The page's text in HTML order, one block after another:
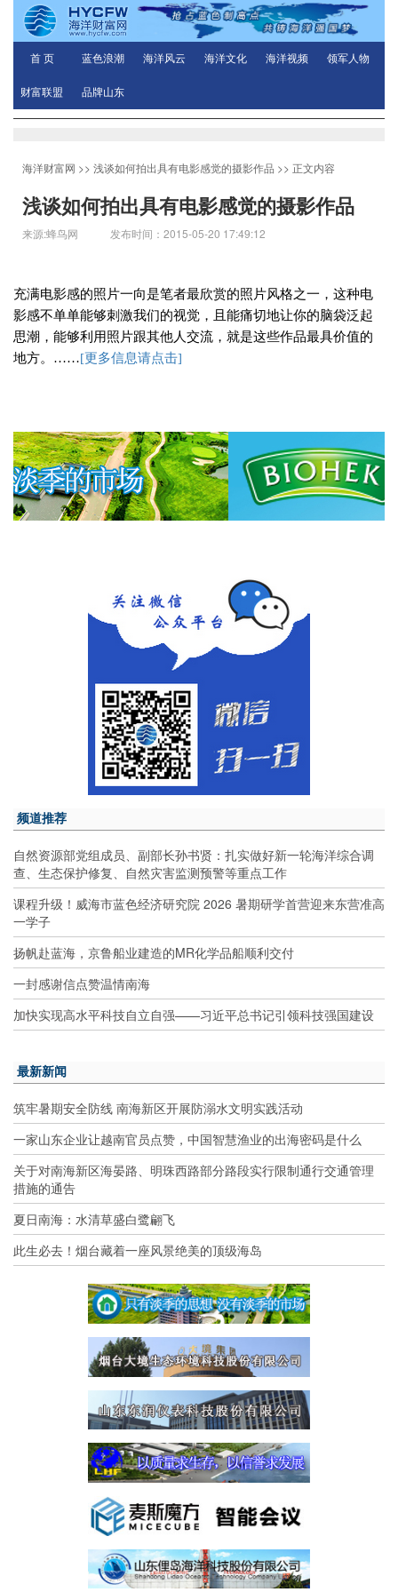
首 页 蓝色浪潮 海洋风云 海洋文化 海洋视频 领军人物
财富联盟 品牌山东
海洋财富网 >> 浅谈如何拍出具有电影感觉的摄影作品 >> 正文内容
浅谈如何拍出具有电影感觉的摄影作品
来源:蜂鸟网 发布时间：2015-05-20 17:49:12
充满电影感的照片一向是笔者最欣赏的照片风格之一，这种电
影感不单单能够刺激我们的视觉，且能痛切地让你的脑袋泛起
思潮，能够利用照片跟其他人交流，就是这些作品最具价值的
地方。 ……[更多信息请点击]
频道推荐
自然资源部党组成员、副部长孙书贤：扎实做好新一轮海洋综合调
查、生态保护修复、自然灾害监测预警等重点工作
课程升级！威海市蓝色经济研究院 2026 暑期研学首营迎来东营准高
一学子
扬帆赴蓝海，京鲁船业建造的MR化学品船顺利交付
一封感谢信点赞温情南海
加快实现高水平科技自立自强——习近平总书记引领科技强国建设
最新新闻
筑牢暑期安全防线 南海新区开展防溺水文明实践活动
一家山东企业让越南官员点赞，中国智慧渔业的出海密码是什么
关于对南海新区海晏路、明珠西路部分路段实行限制通行交通管理
措施的通告
夏日南海：水清草盛白鹭翩飞
此生必去！烟台藏着一座风景绝美的顶级海岛